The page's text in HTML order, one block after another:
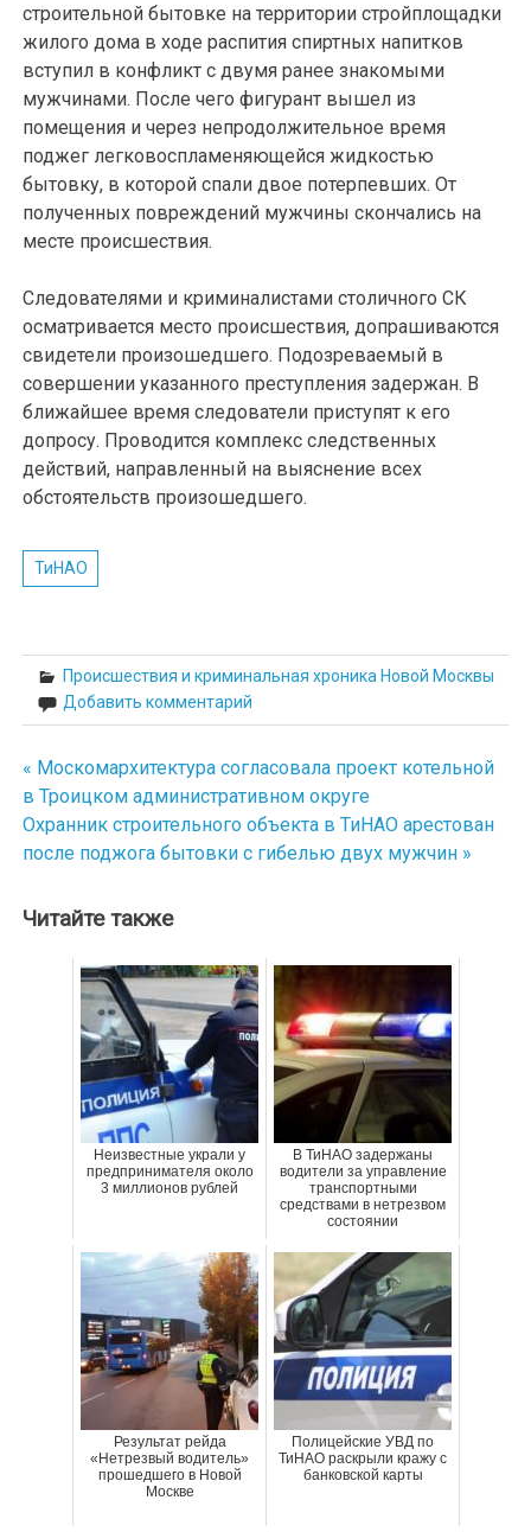
строительной бытовке на территории стройплощадки
жилого дома в ходе распития спиртных напитков
вступил в конфликт с двумя ранее знакомыми
мужчинами. После чего фигурант вышел из
помещения и через непродолжительное время
поджег легковоспламеняющейся жидкостью
бытовку, в которой спали двое потерпевших. От
полученных повреждений мужчины скончались на
месте происшествия.
Следователями и криминалистами столичного СК
осматривается место происшествия, допрашиваются
свидетели произошедшего. Подозреваемый в
совершении указанного преступления задержан. В
ближайшее время следователи приступят к его
допросу. Проводится комплекс следственных
действий, направленный на выяснение всех
обстоятельств произошедшего.
ТиНАО
Происшествия и криминальная хроника Новой Москвы
Добавить комментарий
Навигация
по
записям
« Москомархитектура согласовала проект котельной
в Троицком административном округе
Охранник строительного объекта в ТиНАО арестован
после поджога бытовки с гибелью двух мужчин »
Читайте также
Неизвестные украли у
предпринимателя около
3 миллионов рублей
В ТиНАО задержаны
водители за управление
транспортными
средствами в нетрезвом
состоянии
Результат рейда
«Нетрезвый водитель»
прошедшего в Новой
Москве
Полицейские УВД по
ТиНАО раскрыли кражу с
банковской карты